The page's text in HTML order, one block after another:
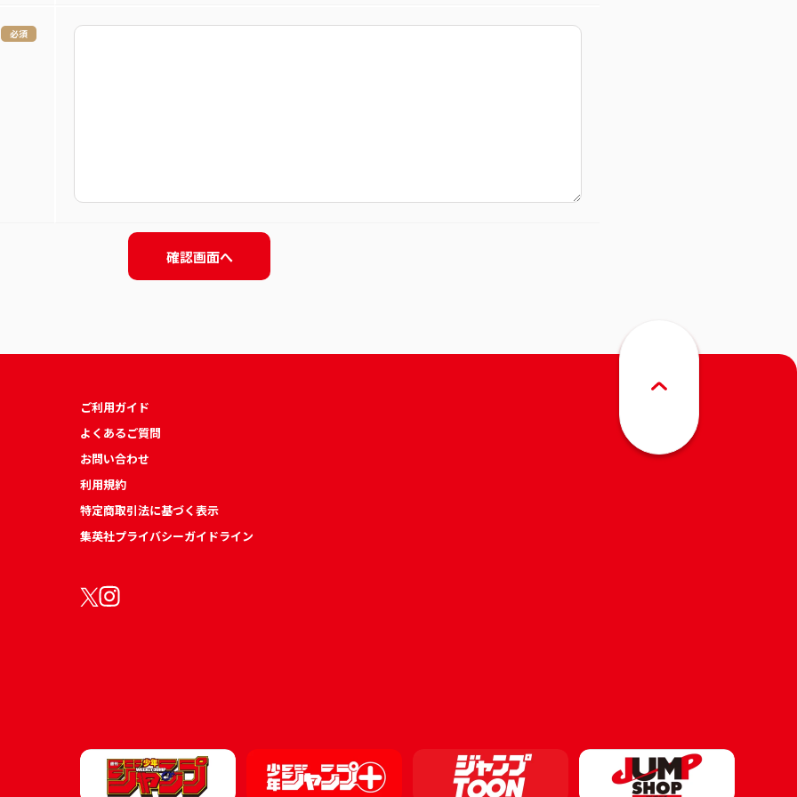
ご利用ガイド
よくあるご質問
お問い合わせ
利用規約
特定商取引法に基づく表示
集英社プライバシーガイドライン